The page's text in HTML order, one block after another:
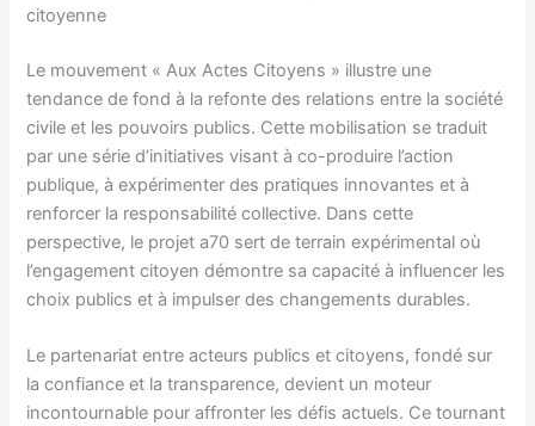
citoyenne
Le mouvement « Aux Actes Citoyens » illustre une
tendance de fond à la refonte des relations entre la société
civile et les pouvoirs publics. Cette mobilisation se traduit
par une série d’initiatives visant à co-produire l’action
publique, à expérimenter des pratiques innovantes et à
renforcer la responsabilité collective. Dans cette
perspective, le projet a70 sert de terrain expérimental où
l’engagement citoyen démontre sa capacité à influencer les
choix publics et à impulser des changements durables.
Le partenariat entre acteurs publics et citoyens, fondé sur
la confiance et la transparence, devient un moteur
incontournable pour affronter les défis actuels. Ce tournant